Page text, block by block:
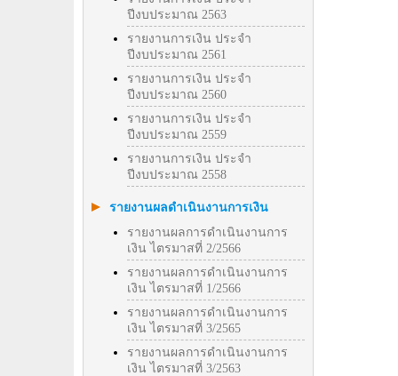
ปีงบประมาณ 2563
รายงานการเงิน ประจำ
ปีงบประมาณ 2561
รายงานการเงิน ประจำ
ปีงบประมาณ 2560
รายงานการเงิน ประจำ
ปีงบประมาณ 2559
รายงานการเงิน ประจำ
ปีงบประมาณ 2558
รายงานผลดำเนินงานการเงิน
รายงานผลการดำเนินงานการ
เงิน ไตรมาสที่ 2/2566
รายงานผลการดำเนินงานการ
เงิน ไตรมาสที่ 1/2566
รายงานผลการดำเนินงานการ
เงิน ไตรมาสที่ 3/2565
รายงานผลการดำเนินงานการ
เงิน ไตรมาสที่ 3/2563